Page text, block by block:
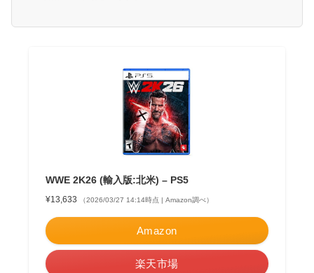
WWE 2K26 (輸入版:北米) – PS5
¥13,633 （2026/03/27 14:14時点 | Amazon調べ）
Amazon
楽天市場